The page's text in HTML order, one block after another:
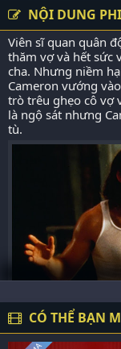
NỘI DUNG
Viên sĩ quan quân
thăm vợ và hết sức
cha. Nhưng niềm
Cameron vướng
trò trêu ghẹo cô vợ
là ngộ sát nhưng
tù.
CÓ THỂ BẠN